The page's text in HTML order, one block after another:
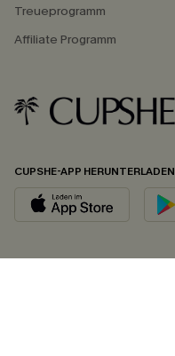
Treueprogramm
Affiliate Programm
CUPSHE-APP HERUNTERLADEN